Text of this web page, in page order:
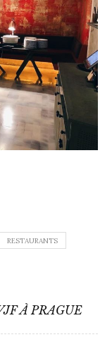
RESTAURANTS
À PRAGUE